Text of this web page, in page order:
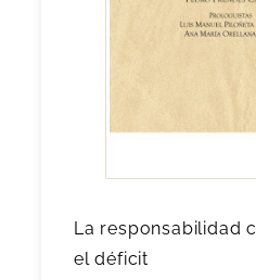
La responsabilidad
el déficit